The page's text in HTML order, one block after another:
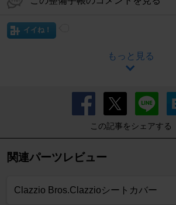
イイね！
もっと見る
この記事をシェアする
関連パーツレビュー
Clazzio Bros.Clazzioシートカバー